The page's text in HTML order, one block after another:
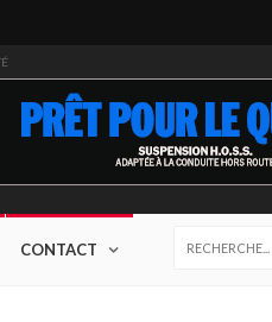
CONTACT